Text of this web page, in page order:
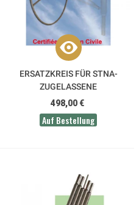
ERSATZKREIS FÜR STNA-
ZUGELASSENE
KREISELSTÜTZE
498,00 €
Auf Bestellung